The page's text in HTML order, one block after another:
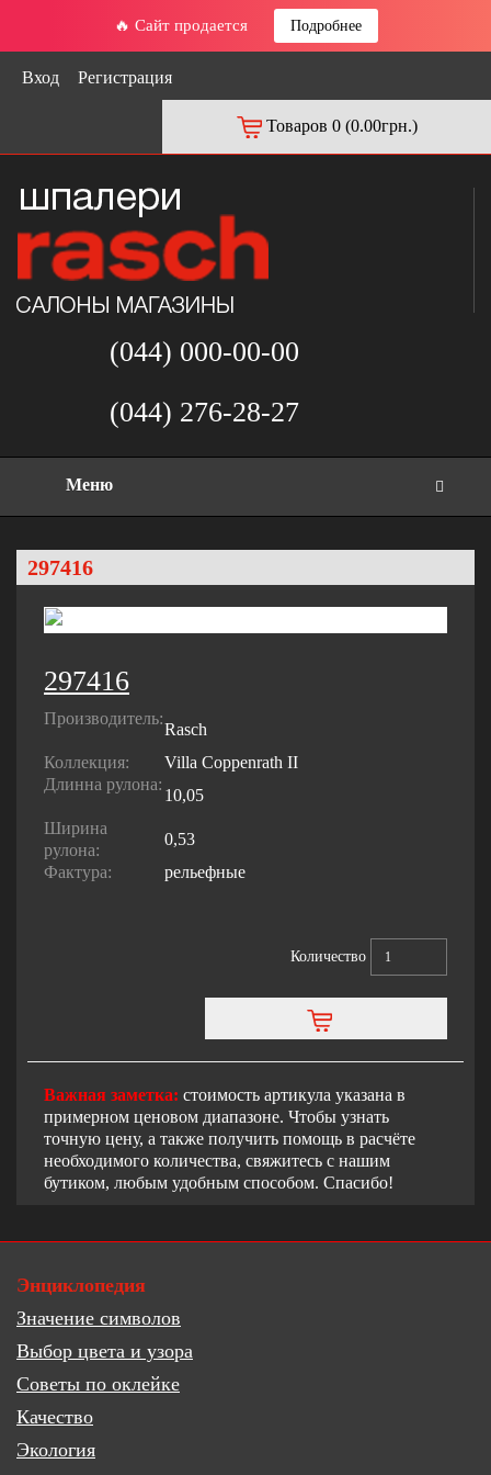
🔥 Сайт продается Подробнее
Вход Регистрация
Товаров 0 (0.00грн.)
(044) 000-00-00
(044) 276-28-27
Меню
297416
297416
Производитель:
Rasch
Коллекция:
Villa Coppenrath II
Длинна рулона:
10,05
Ширина
рулона:
0,53
Фактура:
рельефные
Количество
Важная заметка: стоимость артикула указана в
примерном ценовом диапазоне. Чтобы узнать
точную цену, а также получить помощь в расчёте
необходимого количества, свяжитесь с нашим
бутиком, любым удобным способом. Спасибо!
Энциклопедия
Значение символов
Выбор цвета и узора
Советы по оклейке
Качество
Экология